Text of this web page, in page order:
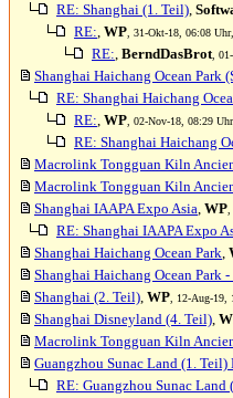
RE: Shanghai (1. Teil),
RE:, WP , 31-Okt-18, 06:08
RE:, BerndDasBrot ,
Shanghai Haichang Ocean Park
RE: Shanghai Haichang
RE:, WP , 02-Nov-18, 08:29
RE: Shanghai Haichang
Macrolink Tongguan Kiln
Macrolink Tongguan Kiln
Shanghai IAAPA Expo Asia, WP
RE: Shanghai IAAPA Expo
Shanghai Haichang Ocean Park,
Shanghai Haichang Ocean Park
Shanghai (2. Teil), WP , 12-Aug-
Shanghai Disneyland (4. Teil),
Macrolink Tongguan Kiln
Guangzhou Sunac Land (1.
RE: Guangzhou Sunac